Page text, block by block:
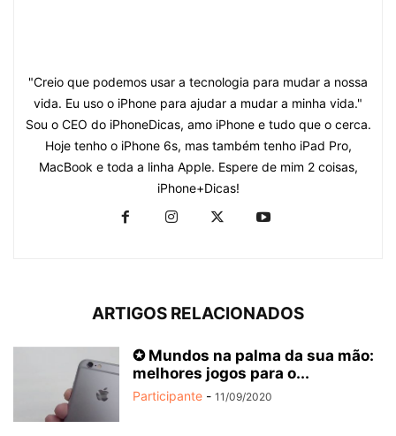
"Creio que podemos usar a tecnologia para mudar a nossa
vida. Eu uso o iPhone para ajudar a mudar a minha vida."
Sou o CEO do iPhoneDicas, amo iPhone e tudo que o cerca.
Hoje tenho o iPhone 6s, mas também tenho iPad Pro,
MacBook e toda a linha Apple. Espere de mim 2 coisas,
iPhone+Dicas!
ARTIGOS RELACIONADOS
✪ Mundos na palma da sua mão:
melhores jogos para o...
Participante - 11/09/2020